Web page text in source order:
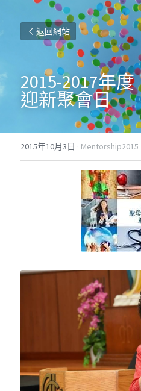
返回網站
2015-2017年度
迎新聚會日
2015年10月3日 · Mentorship2015